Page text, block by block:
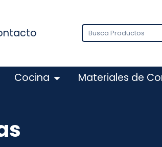
Cocina Materiales de